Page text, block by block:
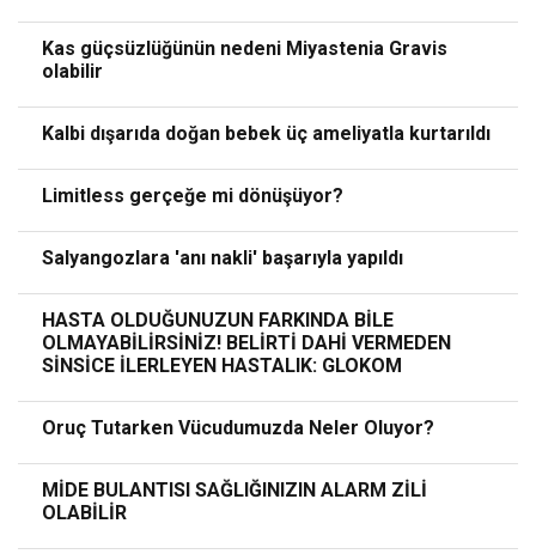
Kas güçsüzlüğünün nedeni Miyastenia Gravis
olabilir
Kalbi dışarıda doğan bebek üç ameliyatla kurtarıldı
Limitless gerçeğe mi dönüşüyor?
Salyangozlara 'anı nakli' başarıyla yapıldı
HASTA OLDUĞUNUZUN FARKINDA BİLE
OLMAYABİLİRSİNİZ! BELİRTİ DAHİ VERMEDEN
SİNSİCE İLERLEYEN HASTALIK: GLOKOM
Oruç Tutarken Vücudumuzda Neler Oluyor?
MİDE BULANTISI SAĞLIĞINIZIN ALARM ZİLİ
OLABİLİR